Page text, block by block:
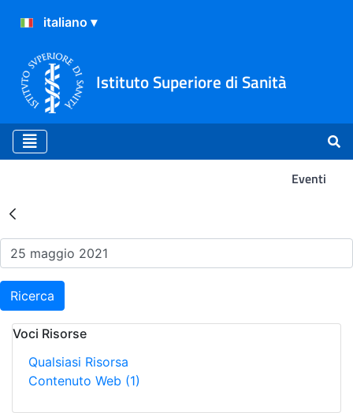
Istituto Superiore di Sanità
Eventi
Risultati della Ricerca -
Ricerca
Voci Risorse
Qualsiasi Risorsa
Contenuto Web (1)